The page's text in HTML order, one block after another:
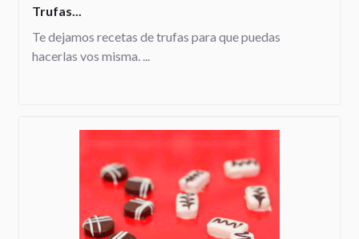
Trufas...
Te dejamos recetas de trufas para que puedas
hacerlas vos misma. ...